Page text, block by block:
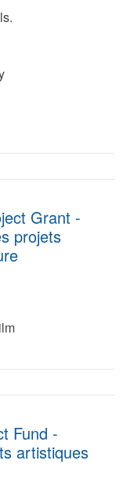
Grant -
projets
Fund -
artistiques